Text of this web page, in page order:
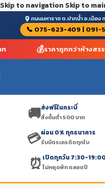
Skip to navigation Skip to
ถนนมหาราช ต.ปากน้ำ อ.เมือง
📞 075-623-409 | 091-
ส่งฟรีในกระบี่ สั่งขั้นต่ำ 500
🚚ส่งฟรีในกระบี่
สั่งขั้นต่ำ 500 บาท
💳ผ่อน 0% ทุกธนาคาร
รับบัตรเครดิตทุกใบ
⏰ เปิดทุกวัน 7:30-
ไม่หยุดพัก ตลอดปี